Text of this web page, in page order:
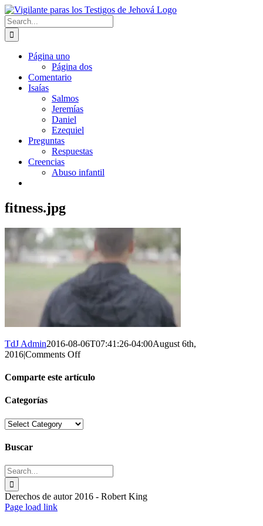
Skip
to
content
Search
for:
Página uno
Página dos
Comentario
Isaías
Salmos
Jeremías
Daniel
Ezequiel
Preguntas
Respuestas
Creencias
Abuso infantil
fitness.jpg
TdJ Admin2016-08-06T07:41:26-04:00August 6th,
2016|Comments Offon
Comparte este artículo
Facebook
X
Reddit
Tumblr
Pinterest
Vk
Email
Categorías
Categorías
Buscar
Search
for:
Derechos de autor 2016 - Robert King
Toggle
Page load link